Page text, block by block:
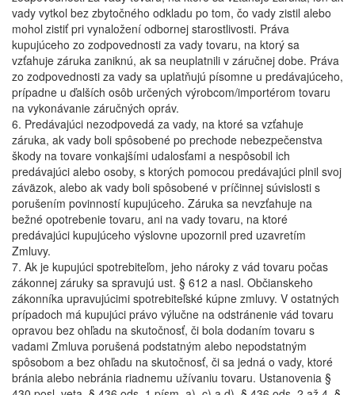
vady vytkol bez zbytočného odkladu po tom, čo vady zistil alebo
mohol zistiť pri vynaložení odbornej starostlivosti. Práva
kupujúceho zo zodpovednosti za vady tovaru, na ktorý sa
vzťahuje záruka zaniknú, ak sa neuplatnili v záručnej dobe. Práva
zo zodpovednosti za vady sa uplatňujú písomne u predávajúceho,
prípadne u ďalších osôb určených výrobcom/importérom tovaru
na vykonávanie záručných opráv.
6. Predávajúci nezodpovedá za vady, na ktoré sa vzťahuje
záruka, ak vady boli spôsobené po prechode nebezpečenstva
škody na tovare vonkajšími udalosťami a nespôsobil ich
predávajúci alebo osoby, s ktorých pomocou predávajúci plnil svoj
záväzok, alebo ak vady boli spôsobené v príčinnej súvislosti s
porušením povinností kupujúceho. Záruka sa nevzťahuje na
bežné opotrebenie tovaru, ani na vady tovaru, na ktoré
predávajúci kupujúceho výslovne upozornil pred uzavretím
Zmluvy.
7. Ak je kupujúci spotrebiteľom, jeho nároky z vád tovaru počas
zákonnej záruky sa spravujú ust. § 612 a nasl. Občianskeho
zákonníka upravujúcimi spotrebiteľské kúpne zmluvy. V ostatných
prípadoch má kupujúci právo výlučne na odstránenie vád tovaru
opravou bez ohľadu na skutočnosť, či bola dodaním tovaru s
vadami Zmluva porušená podstatným alebo nepodstatným
spôsobom a bez ohľadu na skutočnosť, či sa jedná o vady, ktoré
bránia alebo nebránia riadnemu užívaniu tovaru. Ustanovenia §